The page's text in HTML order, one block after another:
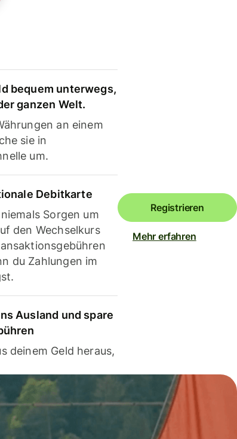
bequem unterwegs,
ganzen Welt.
an einem
sie in
um.
Debitkarte
Sorgen um
den Wechselkurs
du Zahlungen im
Ausland und spare
deinem Geld heraus,
Registrieren
Mehr erfahren